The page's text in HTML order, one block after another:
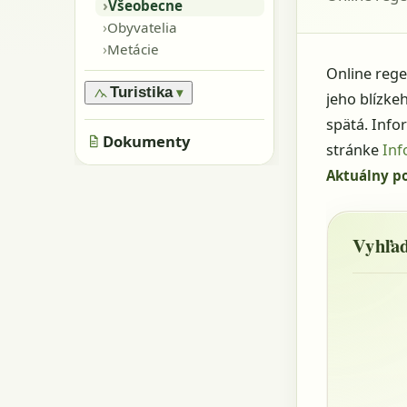
›Pamiatky
›Skaly, kamene
›Jaskyne
›Všeobecne
›Obyvatelia
›Metácie
Turistika ▾
›Značené trasy
›Neznačené trasy
Dokumenty
Online
jeho
spätá.
stránke
Aktuálny